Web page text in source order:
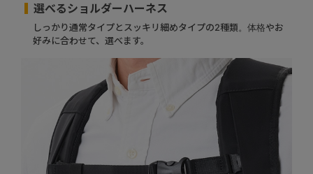
選べるショルダーハーネス
しっかり通常タイプとスッキリ細めタイプの2種類。体格やお
好みに合わせて、選べます。